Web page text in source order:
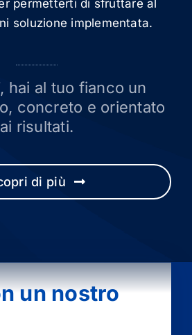
permetterti di sfruttare al
soluzione implementata.
hai al tuo fianco un
concreto e orientato
ai risultati.
di più
un nostro